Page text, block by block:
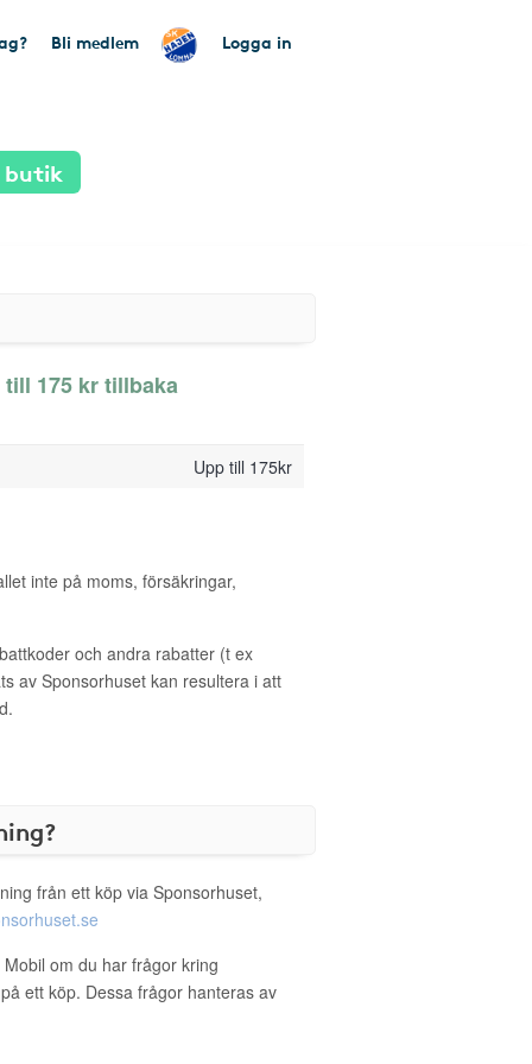
Bli medlem Logga in
butik
175 kr tillbaka
Upp till 175kr
inte på moms, försäkringar,
och andra rabatter (t ex
av Sponsorhuset kan resultera i att
från ett köp via Sponsorhuset,
om du har frågor kring
ett köp. Dessa frågor hanteras av